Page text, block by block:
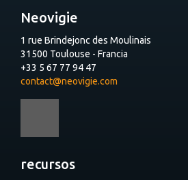
Neovigie
1 rue Brindejonc des Moulinais
31500 Toulouse - Francia
+33 5 67 77 94 47
contact@neovigie.com
recursos